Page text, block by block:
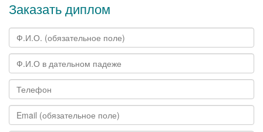
Заказать диплом